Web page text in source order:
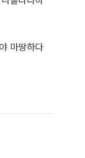
마땅하다